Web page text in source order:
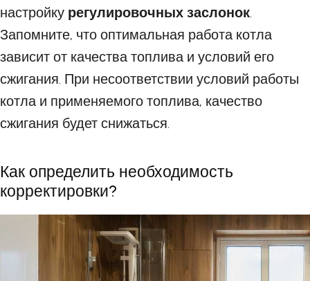
настройку регулировочных заслонок.
Запомните, что оптимальная работа котла
зависит от качества топлива и условий его
сжигания. При несоответствии условий работы
котла и применяемого топлива, качество
сжигания будет снижаться.
Как определить необходимость
корректировки?